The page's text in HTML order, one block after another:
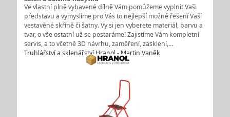
Ve vlastní plně vybavené dílně Vám pomůžeme vyplnit Vaši
představu a vymyslíme pro Vás to nejlepší možné řešení Vaší
vestavěné skříně či šatny. Vy si jen vyberete materiál, barvu a
tvar, o vše ostatní už se postaráme! Zajistíme Vám kompletní
servis, a to včetně 3D návrhu, zaměření, zasklení,…
Truhlářství a sklenářství Hranol - Martin Vaněk